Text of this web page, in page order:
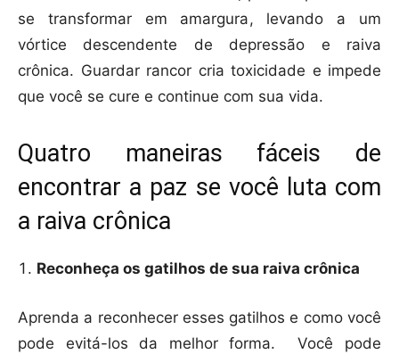
se transformar em amargura, levando a um
vórtice descendente de depressão e raiva
crônica. Guardar rancor cria toxicidade e impede
que você se cure e continue com sua vida.
Quatro maneiras fáceis de
encontrar a paz se você luta com
a raiva crônica
Reconheça os gatilhos de sua raiva crônica
Aprenda a reconhecer esses gatilhos e como você
pode evitá-los da melhor forma. Você pode